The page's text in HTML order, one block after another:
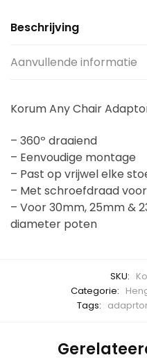
Beschrijving
Aanvullende informatie
Korum Any Chair
– 360º draaiend
– Eenvoudige montage
– Past op vrijwel elke
– Met schroefdraad
– Voor 30mm, 25mm &
diameter poten
SKU:
Categorie:
Tags: